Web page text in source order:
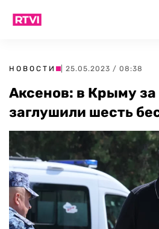
НОВОСТИ | 25.05.2023 / 08:38
Аксенов: в Крыму за
заглушили шесть